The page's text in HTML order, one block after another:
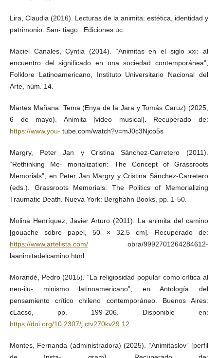
Lira, Claudia (2016). Lecturas de la animita: estética, identidad y
patrimonio. San- tiago : Ediciones uc.
Maciel Canales, Cyntia (2014). “Animitas en el siglo xxi: al
encuentro del significado en una sociedad contemporánea”,
Folklore Latinoamericano, Instituto Universitario Nacional del
Arte, núm. 14.
Martes Mañana: Tema (Enya de la Jara y Tomás Caruz) (2025,
6 de mayo). Animita [video musical]. Recuperado de:
https://www.you- tube.com/watch?v=mJ0c3Njco5s
Margry, Peter Jan y Cristina Sánchez-Carretero (2011).
“Rethinking Me- morialization: The Concept of Grassroots
Memorials”, en Peter Jan Margry y Cristina Sánchez-Carretero
(eds.). Grassroots Memorials: The Politics of Memorializing
Traumatic Death. Nueva York: Berghahn Books, pp. 1-50.
Molina Henríquez, Javier Arturo (2011). La animita del camino
[gouache sobre papel, 50 × 32.5 cm]. Recuperado de:
https://www.artelista.com/obra/9992701264284612-
laanimitadelcamino.html
Morandé, Pedro (2015). “La religiosidad popular como crítica al
neo-ilu- minismo latinoamericano”, en Antología del
pensamiento crítico chileno contemporáneo. Buenos Aires:
cLacso, pp. 199-206. Disponible en:
https://doi.org/10.2307/j.ctv270kv29.12
Montes, Fernanda (administradora) (2025). “Animitaslov” [perfil